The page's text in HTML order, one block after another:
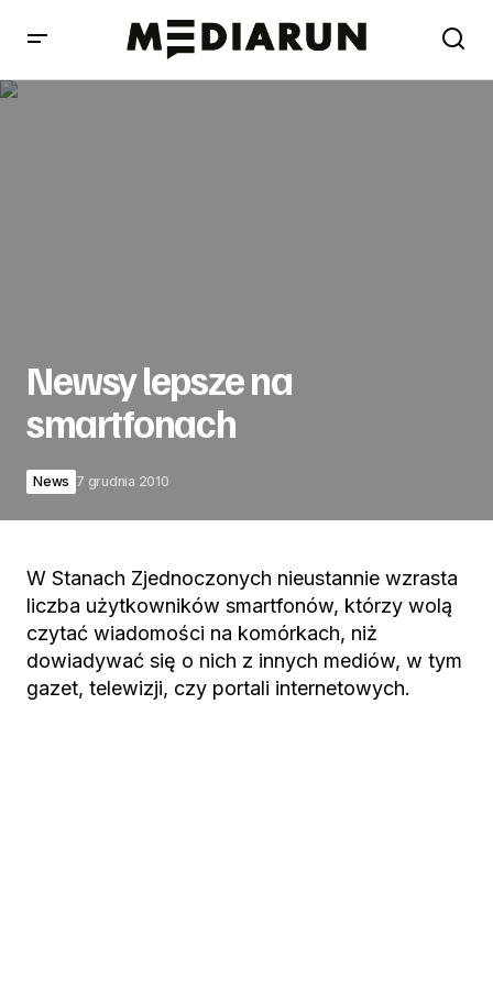
Newsy lepsze na
smartfonach
News 7 grudnia 2010
W Stanach Zjednoczonych nieustannie wzrasta
liczba użytkowników smartfonów, którzy wolą
czytać wiadomości na komórkach, niż
dowiadywać się o nich z innych mediów, w tym
gazet, telewizji, czy portali internetowych.